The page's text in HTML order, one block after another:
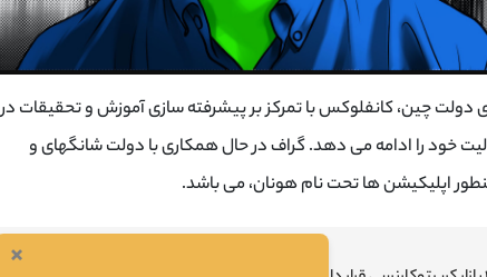
دولت چین، کانفلوکس با تمرکز بر پیشرفته سازی آموزش و تحقیقات در
خود را ادامه می دهد. گراف در حال همکاری با دولت شانگهای و
اپلیکیشن ها تحت نام هونان، می باشد.
×